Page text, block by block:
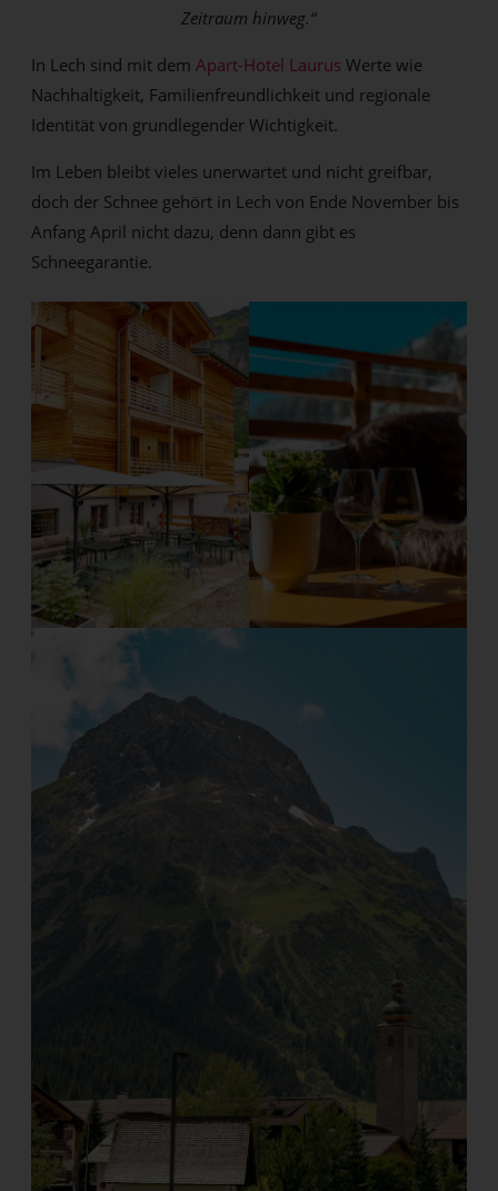
Zeitraum hinweg.“
In Lech sind mit dem Apart-Hotel Laurus Werte wie
Nachhaltigkeit, Familienfreundlichkeit und regionale
Identität von grundlegender Wichtigkeit.
Im Leben bleibt vieles unerwartet und nicht greifbar,
doch der Schnee gehört in Lech von Ende November bis
Anfang April nicht dazu, denn dann gibt es
Schneegarantie.